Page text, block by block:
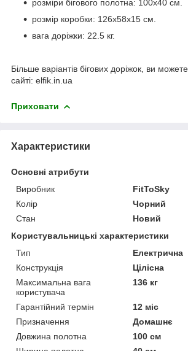
розміри бігового полотна: 100x40 см.
розмір коробки: 126x58x15 см.
вага доріжки: 22.5 кг.
Більше варіантів бігових доріжок, ви
сайті: elfik.in.ua
Приховати
Характеристики
Основні атрибути
Виробник
FitToSky
Колір
Чорний
Стан
Новий
Користувальницькі характеристики
Тип
Електрична
Конструкція
Цілісна
Максимальна вага
користувача
136 кг
Гарантійний термін
12 міс
Призначення
Домашнє
Довжина полотна
100 см